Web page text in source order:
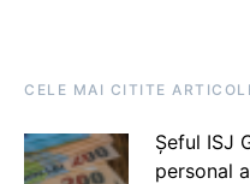
CELE MAI CITITE
Șeful ISJ
personal